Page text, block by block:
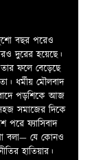
বছর পরেও
দুরের হয়েছে।
ফলে বেড়েছে
ধর্মীয় মৌলবাদ
পড়শিকে আজ
সমাজের দিকে
পরে ফ্যাসিবাদ
বলা—­­ যে কোনও
হাতিয়ার।